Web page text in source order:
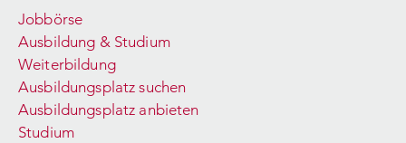
Jobbörse
Ausbildung & Studium
Weiterbildung
Ausbildungsplatz suchen
Ausbildungsplatz anbieten
Studium